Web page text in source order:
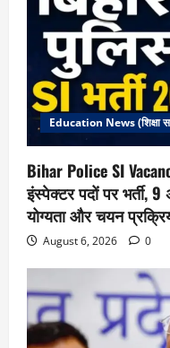
Education News (शिक्षा
Bihar Police SI
इंस्पेक्टर पदों पर
योग्यता और चयन
August 6, 2026 0